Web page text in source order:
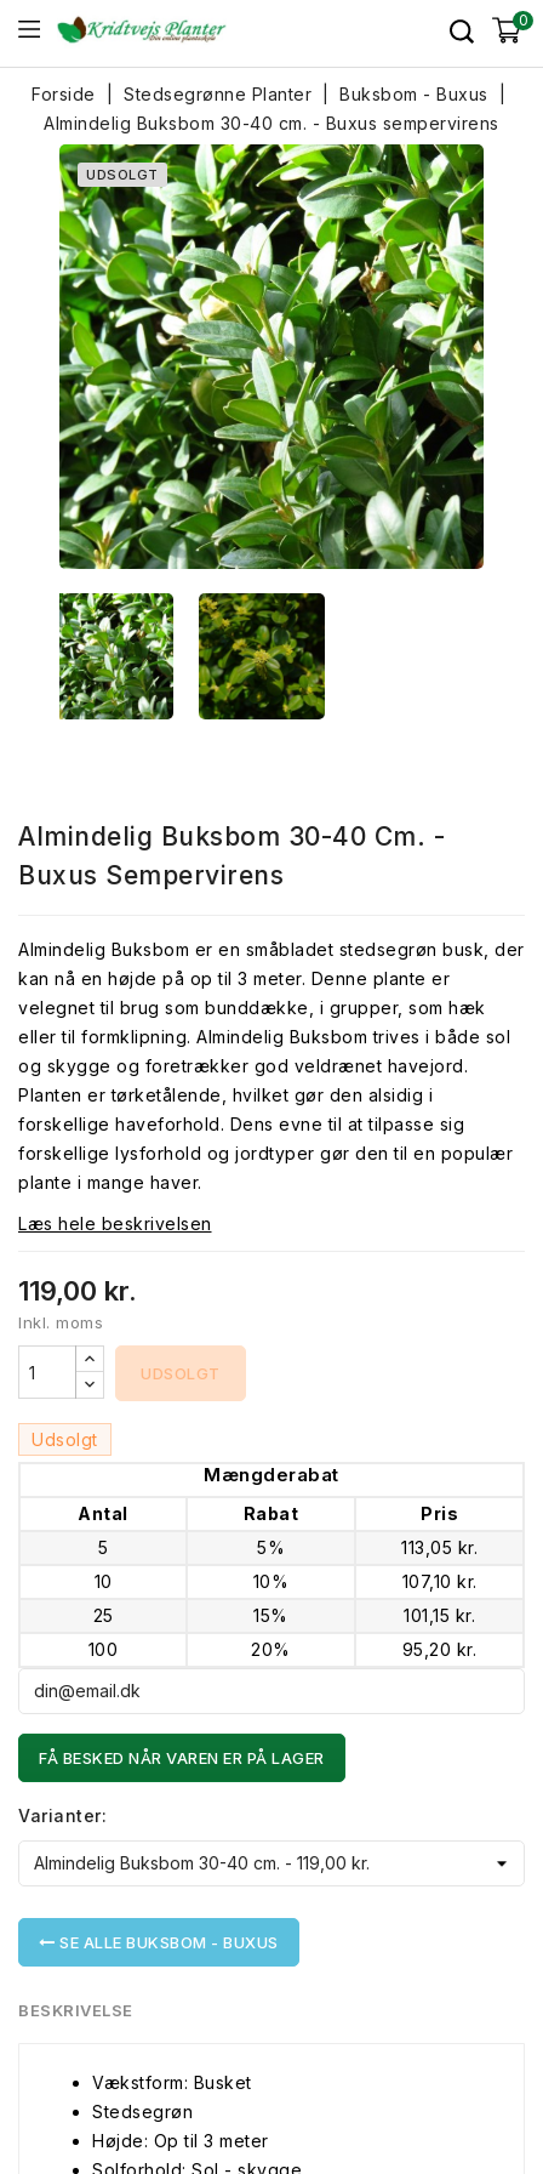
0
Forside Stedsegrønne Planter
Buksbom - Buxus
Almindelig Buksbom 30-40 cm. - Buxus sempervirens
UDSOLGT
Almindelig Buksbom 30-40 Cm. -
Buxus Sempervirens
Almindelig Buksbom er en småbladet stedsegrøn busk, der
kan nå en højde på op til 3 meter. Denne plante er
velegnet til brug som bunddække, i grupper, som hæk
eller til formklipning. Almindelig Buksbom trives i både sol
og skygge og foretrækker god veldrænet havejord.
Planten er tørketålende, hvilket gør den alsidig i
forskellige haveforhold. Dens evne til at tilpasse sig
forskellige lysforhold og jordtyper gør den til en populær
plante i mange haver.
Læs hele beskrivelsen
119,00 kr.
Inkl. moms
UDSOLGT
Udsolgt
Mængderabat
Antal Rabat
Pris
5
5%
113,05 kr.
10
10%
107,10 kr.
25
15%
101,15 kr.
100
20% 95,20 kr.
FÅ BESKED NÅR VAREN ER PÅ LAGER
Varianter:
SE ALLE BUKSBOM - BUXUS
BESKRIVELSE
Vækstform: Busket
Stedsegrøn
Højde: Op til 3 meter
Solforhold: Sol - skygge